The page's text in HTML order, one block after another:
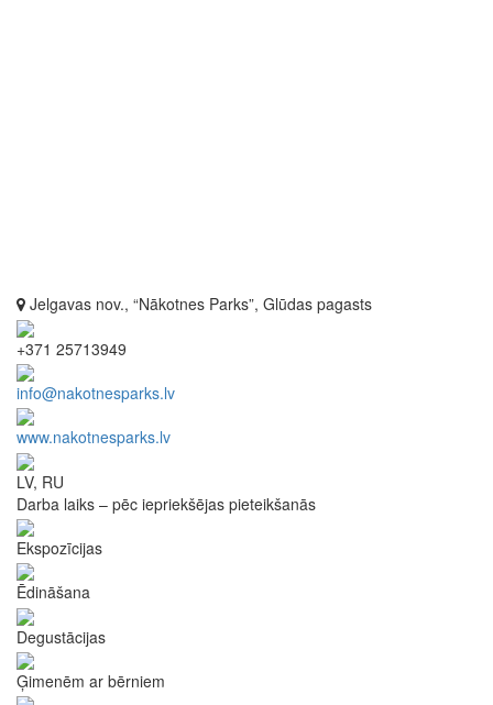
Jelgavas nov., “Nākotnes Parks”, Glūdas pagasts
+371 25713949
info@nakotnesparks.lv
www.nakotnesparks.lv
LV, RU
Darba laiks – pēc iepriekšējas pieteikšanās
Ekspozīcijas
Ēdināšana
Degustācijas
Ģimenēm ar bērniem